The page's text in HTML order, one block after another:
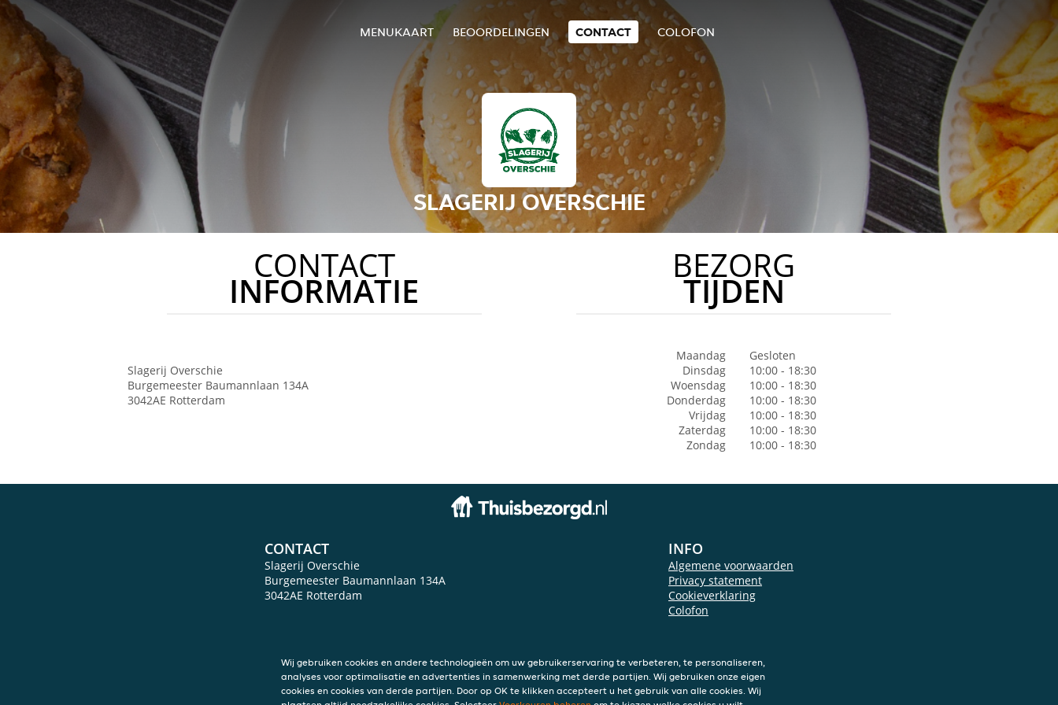
MENUKAART BEOORDELINGEN CONTACT COLOFON
SLAGERIJ OVERSCHIE
CONTACT
INFORMATIE
Slagerij Overschie
Burgemeester Baumannlaan 134A
3042AE Rotterdam
BEZORG
TIJDEN
Maandag
Gesloten
Dinsdag
10:00 - 18:30
Woensdag
10:00 - 18:30
Donderdag
10:00 - 18:30
Vrijdag
10:00 - 18:30
Zaterdag
10:00 - 18:30
Zondag
10:00 - 18:30
CONTACT
Slagerij Overschie
Burgemeester Baumannlaan 134A
3042AE Rotterdam
INFO
Algemene voorwaarden
Privacy statement
Cookieverklaring
Colofon
Wij gebruiken cookies en andere technologieën om uw gebruikerservaring te verbeteren, te personaliseren,
analyses voor optimalisatie en advertenties in samenwerking met derde partijen. Wij gebruiken onze eigen
cookies en cookies van derde partijen. Door op OK te klikken accepteert u het gebruik van alle cookies. Wij